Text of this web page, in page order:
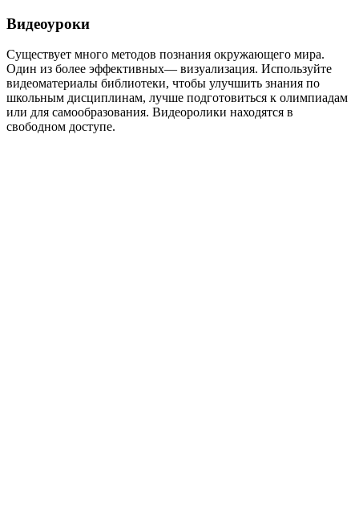
Видеоуроки
Существует много методов познания окружающего мира.
Один из более эффективных— визуализация. Используйте
видеоматериалы библиотеки, чтобы улучшить знания по
школьным дисциплинам, лучше подготовиться к олимпиадам
или для самообразования. Видеоролики находятся в
свободном доступе.